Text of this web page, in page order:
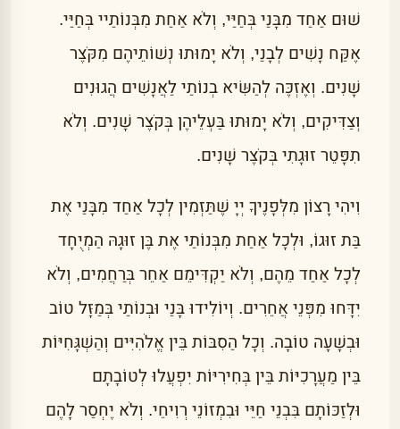
שׁוּם אַחַד מִבָּנַי בְּחַיַּי, וְלֹא אַחַת מִבְּנוֹתַיי בְּחַיַּי.
אֶקַּח נָשִׁים לְבָנַי, וְלֹא יָמוּתוּ נְשׁוֹתֵיהֶם מִקֹּצֶר
שָׁנִים. וְאֶזְכֶּה לְהַשִּׂיא בְנוֹתַי לַאֲנָשִׁים הֲגוּנִים
וְצַדִּיקִים, וְלֹא יָמוּתוּ בַּעְלֵיהֶן בְּקֹצֶר שָׁנִים. וְלֹא
תִפָּטֵר זוּגָתִי בְּקֹצֶר שָׁנִים.
וִיהִי רָצוֹן מִלְּפָנֶיךָ יְיָ שֶׁתַּזְמִין לְכָל אַחַד מִבָּנַי אֶת
בַּת זוּגוֹ, וּלְכָל אַחַת מִבְּנוֹתַי אֶת בֶּן זוּגָהּ הַמְיֻחָד
לְכָל אַחַד מֵהֶם, וְלֹא יַקְדִּימֵם אַחֵר בְּרַחֲמִים, וְלֹא
יִדָּחוּ מִפְּנֵי אֲחֵרִים. וְיוֹלִידוּ בָּנַי וּבְנוֹתַי בְּמַזָּל טוֹב
וּבְשָׁעָה טוֹבָה. וְכָל הַסִבּוֹת בֵּין אֱלֹהִיִּים וְהַשְׁגָּחִיּוֹת
בֵּין מַעֲרָכִיּוֹת בֵּין בְּחִירִיּוֹת יִפְעֲלוּ לְטוֹבָתָם
וּלְזַכּוֹתָם בִּבְנֵי חַיֵּי וּבִמְזוֹנֵי רְוִיחֵי. וְלֹא יֶחְסַר לָהֶם